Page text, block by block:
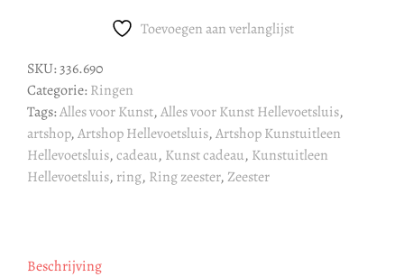
Toevoegen aan verlanglijst
SKU:336.690
Categorie:Ringen
Tags:Alles voor Kunst,Alles voor Kunst Hellevoetsluis,
artshop,Artshop Hellevoetsluis,Artshop Kunstuitleen
Hellevoetsluis,cadeau, Kunst cadeau, Kunstuitleen
Hellevoetsluis, ring, Ring zeester,Zeester
Beschrijving